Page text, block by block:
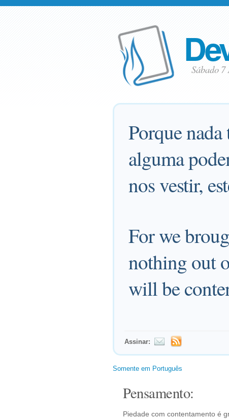
Sábado 7
Porque
alguma
nos vestir,
For we
nothing out
will be
Assinar:
Somente em Português
Pensamento:
Piedade com contentamento é